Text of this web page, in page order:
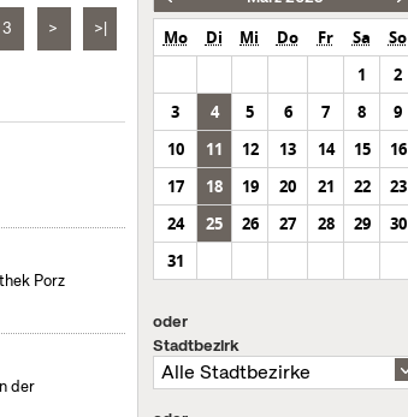
3 > >|
Porz
der
Mo Di Mi Do Fr Sa
So
1
2
3
4 5 6 7 8
9
10
11 12 13 14 15
16
17
18 19 20 21 22
23
24
25 26 27 28 29
30
31
oder
Stadtbezirk